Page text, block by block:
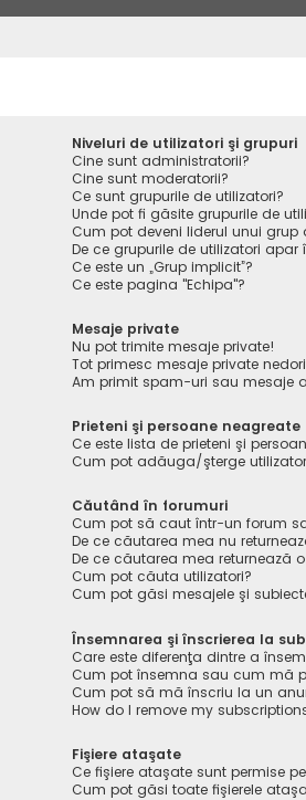
Niveluri de utilizatori şi grupuri
Cine sunt administratorii?
Cine sunt moderatorii?
Ce sunt grupurile de utilizatori?
Unde pot fi găsite grupurile de
Cum pot deveni liderul unui grup
De ce grupurile de utilizatori apar
Ce este un „Grup implicit”?
Ce este pagina "Echipa"?
Mesaje private
Nu pot trimite mesaje private!
Tot primesc mesaje private
Am primit spam-uri sau mesaje
Prieteni şi persoane neagreate
Ce este lista de prieteni şi
Cum pot adăuga/şterge
Căutând în forumuri
Cum pot să caut într-un forum
De ce căutarea mea nu
De ce căutarea mea returnează
Cum pot căuta utilizatori?
Cum pot găsi mesajele şi
Însemnarea şi înscrierea la
Care este diferenţa dintre a
Cum pot însemna sau cum mă
Cum pot să mă înscriu la un
How do I remove my
Fişiere ataşate
Ce fişiere ataşate sunt permise
Cum pot găsi toate fişierele